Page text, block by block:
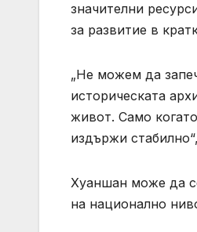
значителни
за развитие в
„Не можем да
историческата
живот. Само
издържи
Хуаншан може да
на национално